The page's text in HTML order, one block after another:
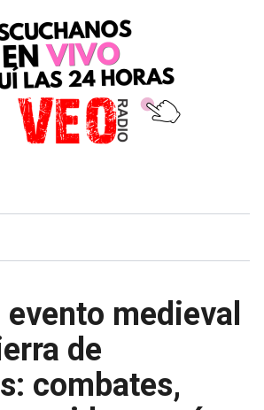
medieval
de
combates,